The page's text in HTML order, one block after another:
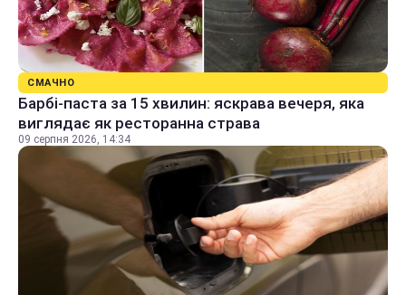
СМАЧНО
Барбі-паста за 15 хвилин: яскрава вечеря, яка
виглядає як ресторанна страва
09 серпня 2026, 14:34